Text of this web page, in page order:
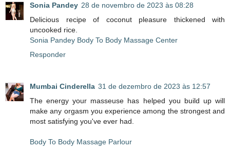
Sonia Pandey 28 de novembro de 2023 às 08:28
Delicious recipe of coconut pleasure thickened with
uncooked rice.
Sonia Pandey Body To Body Massage Center
Responder
Mumbai Cinderella 31 de dezembro de 2023 às 12:57
The energy your masseuse has helped you build up will
make any orgasm you experience among the strongest and
most satisfying you've ever had.
Body To Body Massage Parlour